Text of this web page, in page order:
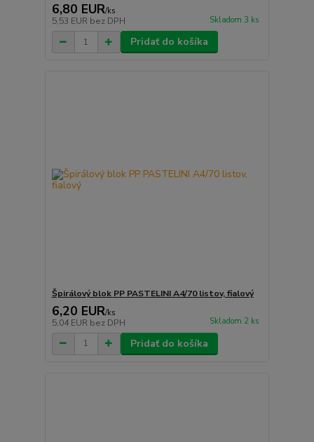
6,80 EUR/ks
5,53 EUR bez DPH Skladom 3 ks
Pridať do košíka
Špirálový blok PP PASTELINI A4/70 listov, fialový
6,20 EUR/ks
5,04 EUR bez DPH Skladom 2 ks
Pridať do košíka